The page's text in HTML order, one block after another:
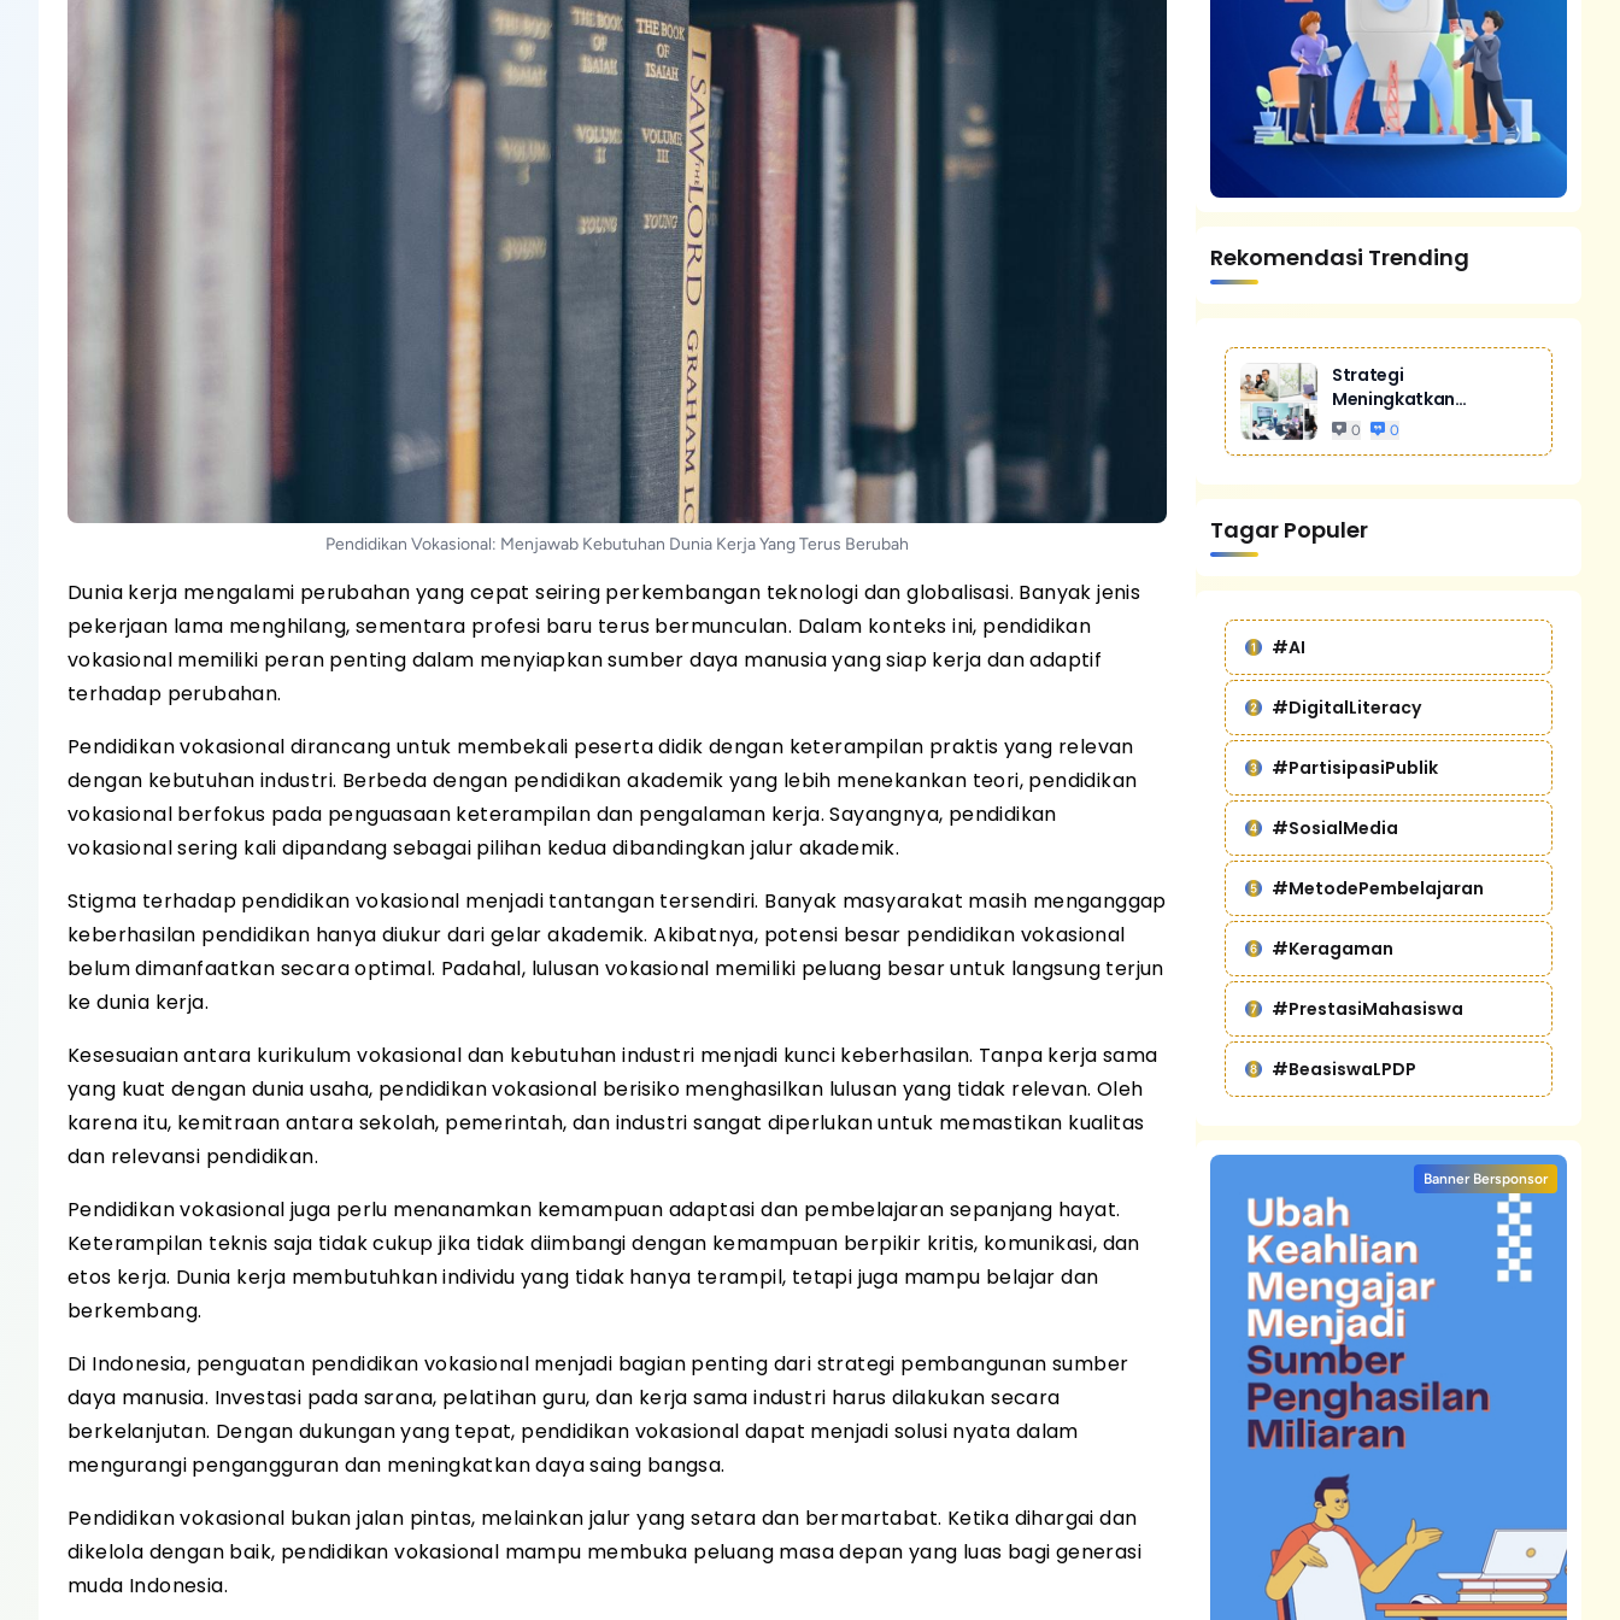
Pendidikan Vokasional: Menjawab Kebutuhan Dunia Kerja Yang Terus Berubah
Dunia kerja mengalami perubahan yang cepat seiring perkembangan teknologi dan globalisasi. Banyak jenis
pekerjaan lama menghilang, sementara profesi baru terus bermunculan. Dalam konteks ini, pendidikan
vokasional memiliki peran penting dalam menyiapkan sumber daya manusia yang siap kerja dan adaptif
terhadap perubahan.
Pendidikan vokasional dirancang untuk membekali peserta didik dengan keterampilan praktis yang relevan
dengan kebutuhan industri. Berbeda dengan pendidikan akademik yang lebih menekankan teori, pendidikan
vokasional berfokus pada penguasaan keterampilan dan pengalaman kerja. Sayangnya, pendidikan
vokasional sering kali dipandang sebagai pilihan kedua dibandingkan jalur akademik.
Stigma terhadap pendidikan vokasional menjadi tantangan tersendiri. Banyak masyarakat masih menganggap
keberhasilan pendidikan hanya diukur dari gelar akademik. Akibatnya, potensi besar pendidikan vokasional
belum dimanfaatkan secara optimal. Padahal, lulusan vokasional memiliki peluang besar untuk langsung terjun
ke dunia kerja.
Kesesuaian antara kurikulum vokasional dan kebutuhan industri menjadi kunci keberhasilan. Tanpa kerja sama
yang kuat dengan dunia usaha, pendidikan vokasional berisiko menghasilkan lulusan yang tidak relevan. Oleh
karena itu, kemitraan antara sekolah, pemerintah, dan industri sangat diperlukan untuk memastikan kualitas
dan relevansi pendidikan.
Pendidikan vokasional juga perlu menanamkan kemampuan adaptasi dan pembelajaran sepanjang hayat.
Keterampilan teknis saja tidak cukup jika tidak diimbangi dengan kemampuan berpikir kritis, komunikasi, dan
etos kerja. Dunia kerja membutuhkan individu yang tidak hanya terampil, tetapi juga mampu belajar dan
berkembang.
Di Indonesia, penguatan pendidikan vokasional menjadi bagian penting dari strategi pembangunan sumber
daya manusia. Investasi pada sarana, pelatihan guru, dan kerja sama industri harus dilakukan secara
berkelanjutan. Dengan dukungan yang tepat, pendidikan vokasional dapat menjadi solusi nyata dalam
mengurangi pengangguran dan meningkatkan daya saing bangsa.
Pendidikan vokasional bukan jalan pintas, melainkan jalur yang setara dan bermartabat. Ketika dihargai dan
dikelola dengan baik, pendidikan vokasional mampu membuka peluang masa depan yang luas bagi generasi
muda Indonesia.
Rekomendasi Trending
Strategi
Meningkatkan
Penjualan Melalui
0 0
Tagar Populer
#AI
#DigitalLiteracy
#PartisipasiPublik
#SosialMedia
#MetodePembelajaran
#Keragaman
#PrestasiMahasiswa
#BeasiswaLPDP
Banner Bersponsor